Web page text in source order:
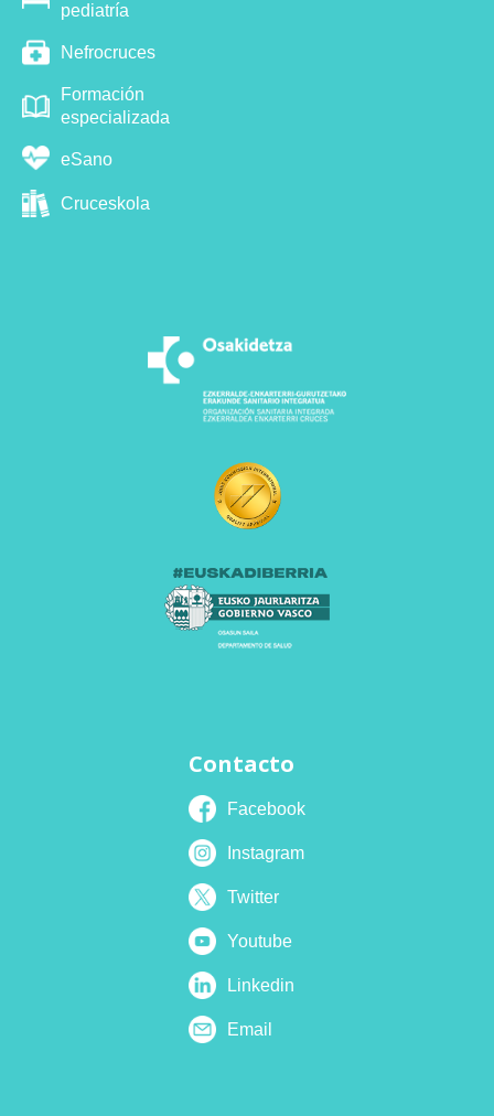
pediatría
Nefrocruces
Formación
especializada
eSano
Cruceskola
Contacto
Facebook
Instagram
Twitter
Youtube
Linkedin
Email